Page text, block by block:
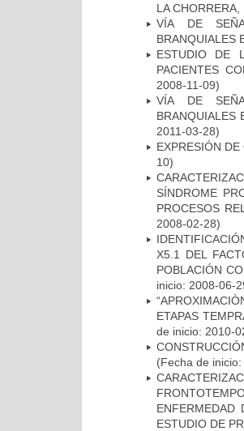
LA
VÍA DE
BRANQUIALES
ESTUDIO DE
PACIENTES
2008-11-09)
VÍA DE
BRANQUIALES
2011-03-28)
EXPRESIÓN
10)
SÍNDROME
PROCESOS
2008-02-28)
X5.1 DEL
POBLACIÓN
inicio: 2008-06-
ETAPAS
de inicio: 2010-
(Fecha de
ENFERMEDAD
ESTUDIO DE